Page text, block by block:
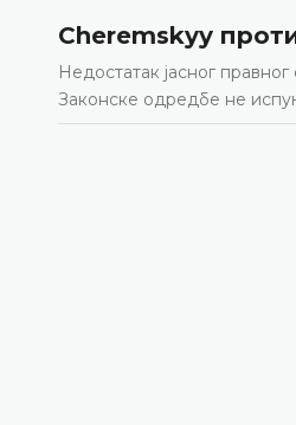
Cheremskyy
Недостатак јасног
Законске одредбе не